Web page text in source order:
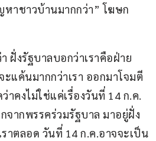
หาชาวบ้านมากกว่า” โฆษก
ฝั่งรัฐบาลบอกว่าเราคือฝ่าย
แค้นมากกว่าเรา ออกมาโจมตี
าคงไม่ใช่แค่เรื่องวันที่ 14 ก.ค.
จากพรรคร่วมรัฐบาล มาอยู่ฝั่ง
าตลอด วันที่ 14 ก.ค.อาจจะเป็น